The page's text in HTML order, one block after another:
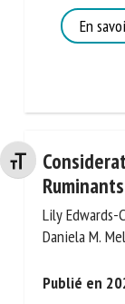
Changer la taille de la
En
Lily Edwards-
Daniela M.
Publié en